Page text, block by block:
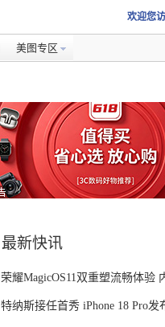
欢迎您
美图专区
最新快讯
荣耀MagicOS11双重塑流畅体验
特纳斯接任首秀 iPhone 18 Pro发